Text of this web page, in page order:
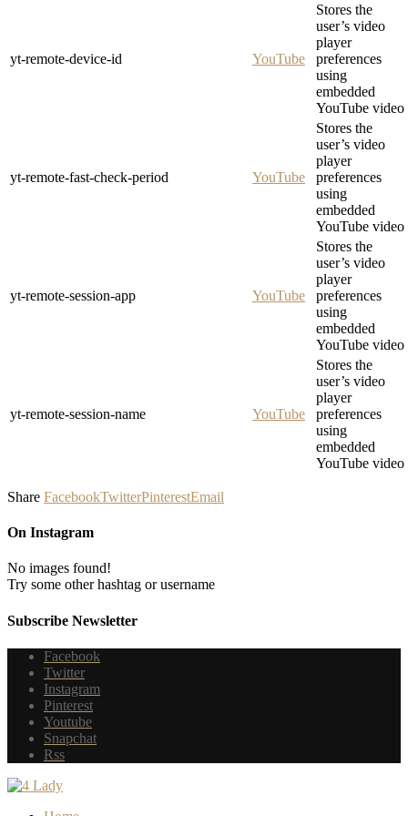
yt-remote-device-id YouTube
Stores the
user’s video
player
preferences
using
embedded
YouTube video
yt-remote-fast-check-period YouTube
Stores the
user’s video
player
preferences
using
embedded
YouTube video
yt-remote-session-app YouTube
Stores the
user’s video
player
preferences
using
embedded
YouTube video
yt-remote-session-name YouTube
Stores the
user’s video
player
preferences
using
embedded
YouTube video
Share FacebookTwitterPinterestEmail
On Instagram
No images found!
Try some other hashtag or username
Subscribe Newsletter
Facebook
Twitter
Instagram
Pinterest
Youtube
Snapchat
Rss